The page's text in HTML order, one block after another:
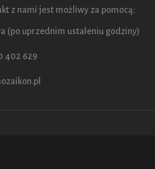
z nami jest możliwy za pomocą:
(po uprzednim ustaleniu godziny)
402 629